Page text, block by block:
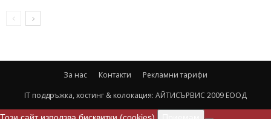
За нас Контакти
Рекламни тарифи
IT поддръжка, хостинг & колокация: АЙТИСЪРВИС 2009 ЕООД